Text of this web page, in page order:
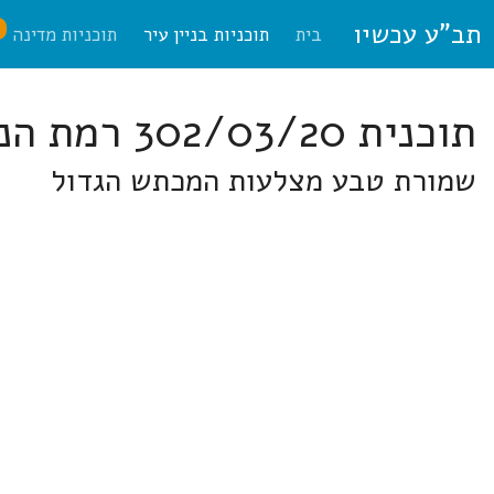
תב"ע עכשיו בית תוכניות בניין עיר תוכניות מדינה
תוכנית 302/03/20 רמת הנגב
שמורת טבע מצלעות המכתש הגדול